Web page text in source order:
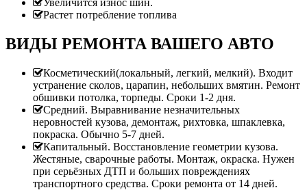
Растет потребление топлива
ВИДЫ РЕМОНТА ВАШЕГО АВТО
Косметический(локальный, легкий, мелкий). Входит
устранение сколов, царапин, небольших вмятин. Ремонт
обшивки потолка, торпеды. Сроки 1-2 дня.
Средний. Выравнивание незначительных
неровностей кузова, демонтаж, рихтовка, шпаклевка,
покраска. Обычно 5-7 дней.
Капитальный. Восстановление геометрии кузова.
Жестяные, сварочные работы. Монтаж, окраска. Нужен
при серьёзных ДТП и больших повреждениях
транспортного средства. Сроки ремонта от 14 дней.